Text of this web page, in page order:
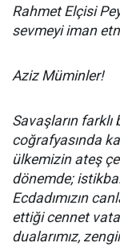
Rahmet Elçisi
sevmeyi iman
Aziz Müminler!
Savaşların farklı
coğrafyasında
ülkemizin ateş
dönemde;
Ecdadımızın
ettiği cennet
dualarımız,